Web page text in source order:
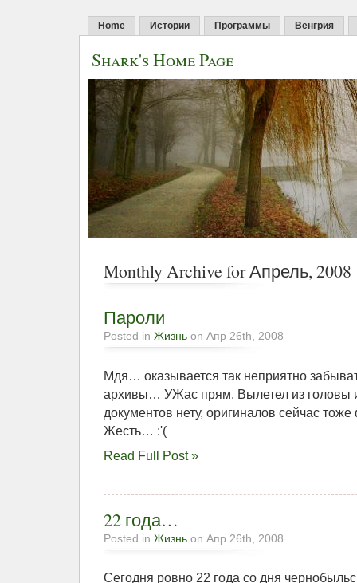
Home Истории Программы Венгрия
Shark's Home Page
Monthly Archive for Апрель, 2008
Пароли
Posted in Жизнь on Апр 26th, 2008
Мдя… оказывается так неприятно
архивы… УЖас прям. Вылетел из головы
документов нету, оригиналов сейчас
Жесть… :'(
Read Full Post »
22 года…
Posted in Жизнь on Апр 26th, 2008
Сегодня ровно 22 года со дня